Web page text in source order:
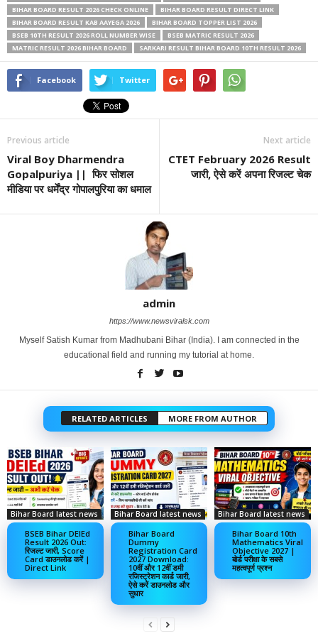
BIHAR BOARD RESULT 2026 CHECK ONLINE
BIHAR BOARD RESULT DIRECT LINK
BIHAR BOARD RESULT KAB AAYEGA 2026
BIHAR BOARD TOPPER LIST 2026
BSEB 10TH RESULT 2026 ROLL NUMBER WISE
BSEB MATRIC RESULT 2026
MATRIC RESULT 2026 BIHAR BOARD
SARKARI RESULT BIHAR BOARD 10TH RESULT 2026
Facebook Twitter
Previous article
Viral Boy Dharmendra
Gopalpuriya || फिर सोशल
मीडिया पर धर्मेंद्र गोपालपुरिया का धमाल
Next article
CTET February 2026 Result
जारी, ऐसे करें अपना रिजल्ट चेक
admin
https://www.newsviralsk.com
Myself Satish Kumar from Madhubani Bihar (India). I am connected in the
educational field and running my tutorial at home.
RELATED ARTICLES MORE FROM AUTHOR
Bihar Board latest news
BSEB Bihar DElEd
Result 2026 Out:
रिजल्ट जारी, Score
Card डाउनलोड करें |
Direct Link
Bihar Board latest news
Bihar Board
Dummy
Registration Card
2027 Download:
10वीं और 12वीं डमी
रजिस्ट्रेशन कार्ड जारी,
ऐसे करें डाउनलोड और
सुधार
Bihar Board latest news
Bihar Board 10th
Mathematics Viral
Objective 2027 |
बोर्ड परीक्षा के सबसे
महत्वपूर्ण प्रश्न